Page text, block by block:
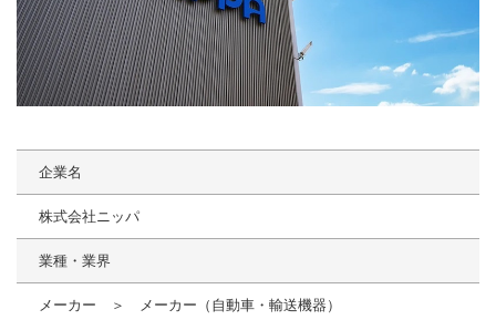
企業名
株式会社ニッパ
業種・業界
メーカー ＞ メーカー（自動車・輸送機器）